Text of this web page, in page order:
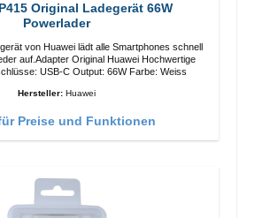
Original Ladegerät 66W
Powerlader
von Huawei lädt alle Smartphones schnell
Original Huawei Hochwertige
Verarbeitung Anschlüsse: USB-C Output: 66W Farbe: Weiss
Hersteller: Huawei
Preise und Funktionen